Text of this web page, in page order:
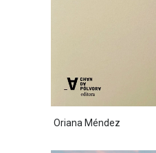
Oriana Méndez